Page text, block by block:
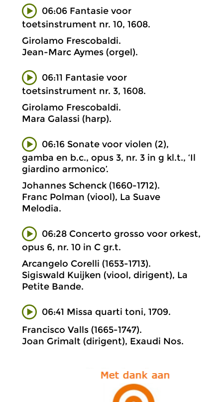
06:06 Fantasie voor
toetsinstrument nr. 10, 1608.
Girolamo Frescobaldi.
Jean-Marc Aymes (orgel).
06:11 Fantasie voor
toetsinstrument nr. 3, 1608.
Girolamo Frescobaldi.
Mara Galassi (harp).
06:16 Sonate voor violen (2),
gamba en b.c., opus 3, nr. 3 in g kl.t., ‘Il
giardino armonico’.
Johannes Schenck (1660-1712).
Franc Polman (viool), La Suave
Melodia.
06:28 Concerto grosso voor orkest,
opus 6, nr. 10 in C gr.t.
Arcangelo Corelli (1653-1713).
Sigiswald Kuijken (viool, dirigent), La
Petite Bande.
06:41 Missa quarti toni, 1709.
Francisco Valls (1665-1747).
Joan Grimalt (dirigent), Exaudi Nos.